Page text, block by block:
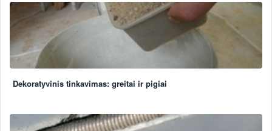
Dekoratyvinis tinkavimas: greitai ir pigiai